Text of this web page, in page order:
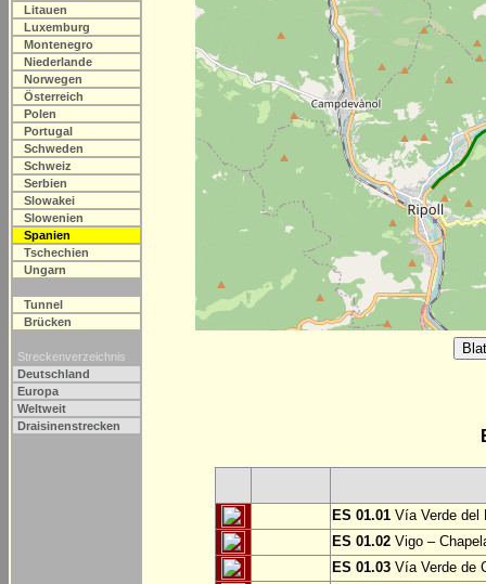
Litauen
Luxemburg
Montenegro
Niederlande
Norwegen
Österreich
Polen
Portugal
Schweden
Schweiz
Serbien
Slowakei
Slowenien
Spanien
Tschechien
Ungarn
Tunnel
Brücken
Streckenverzeichnis
Deutschland
Europa
Weltweit
Draisinenstrecken
ES 01.01 Vía Verde del
ES 01.02 Vigo –
ES 01.03 Vía Verde de